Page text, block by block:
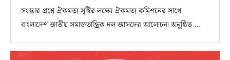
সংস্কার প্রশ্নে ঐকমত্য সৃষ্টির লক্ষ্যে ঐকমত্য কমিশনের সাথে
বাংলাদেশ জাতীয় সমাজতান্ত্রিক দল জাসদের আলোচনা অনুষ্ঠিত …